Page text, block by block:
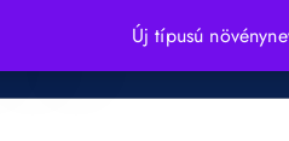
Új típusú